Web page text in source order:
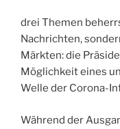
drei Themen
Nachrichten,
Märkten: die
Möglichkeit eines
Welle der Corona-
Während der